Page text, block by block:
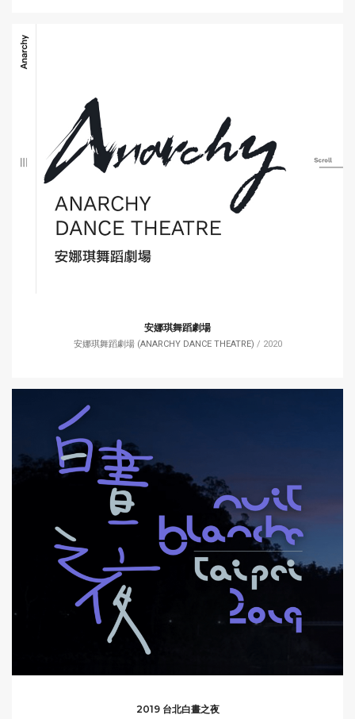
安娜琪舞蹈劇場
安娜琪舞蹈劇場 (ANARCHY DANCE THEATRE) / 2020
2019 台北白晝之夜